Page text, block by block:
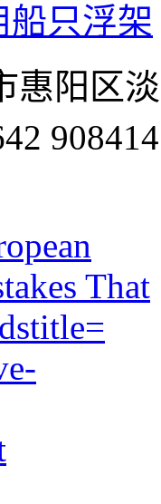
船只浮架
惠阳区